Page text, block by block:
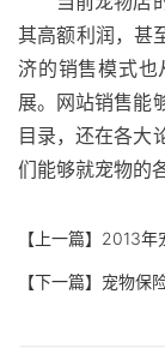
其高额利润，甚
济的销售模式也
展。网站销售能
目录，还在各大
们能够就宠物的
【上一篇】 2013年
【下一篇】 宠物保